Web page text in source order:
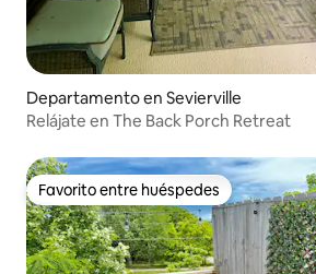
Departamento en Sevierville
Relájate en The Back Porch Retreat
Favorito entre huéspedes
Favorito entre huéspedes